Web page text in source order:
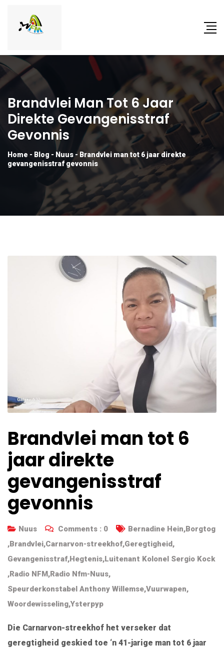
Brandvlei Man Tot 6 Jaar
Direkte Gevangenisstraf
Gevonnis
Home - Blog - Nuus- Brandvlei man tot 6 jaar direkte
gevangenisstraf gevonnis
Brandvlei man tot 6
jaar direkte
gevangenisstraf
gevonnis
Nuus Comments : 0 Bernadine Hein,Borgtog
,Brandvlei,Carnarvon-streekhof,Geregtigheid,
Gevangenisstraf,Hegtenis,Luitenant Kolonel Sergio Kock
,Radio NFM,Radio Nfm-Nuus,
Speurderkonstabel Anthony Willemse,Vuurwapen,
Woordewisseling,Ysterpyp
Die Carnarvon-streekhof het verseker dat
geregtigheid geskied toe ‘n 41-jarige man tot 6 jaar